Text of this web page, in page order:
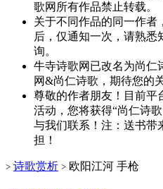
歌网所有作品禁止转载。
关于不同作品的同一作者
后，仅通知一次，请熟悉
询。
牛寺诗歌网已改名为尚仁
网&尚仁诗歌，期待您的
尊敬的作者朋友！目前平
活动，您将获得“尚仁诗
与我们联系！注：送书带
担！
> 诗歌赏析 > 欧阳江河 手枪